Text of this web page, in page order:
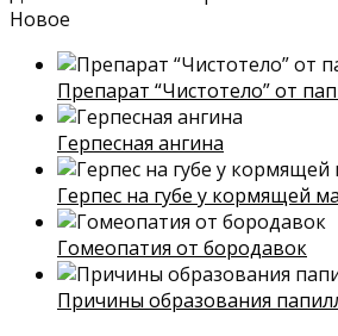
Новое
Препарат “Чистотело” от
Герпесная ангина
Герпес на губе у кормящей
Гомеопатия от бородавок
Причины образования